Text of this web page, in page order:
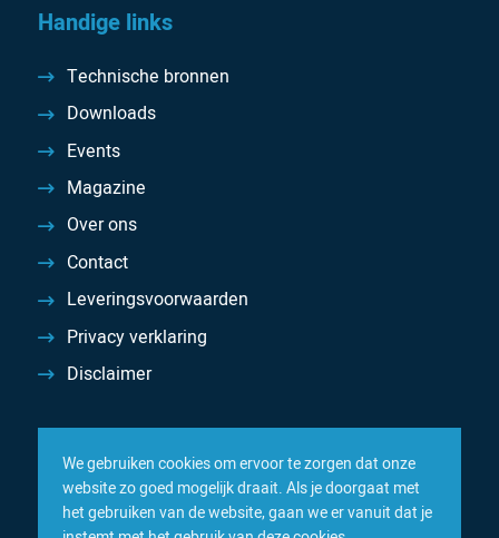
Handige links
Technische bronnen
Downloads
Events
Magazine
Over ons
Contact
Leveringsvoorwaarden
Privacy verklaring
Disclaimer
We gebruiken cookies om ervoor te zorgen dat onze
website zo goed mogelijk draait. Als je doorgaat met
het gebruiken van de website, gaan we er vanuit dat je